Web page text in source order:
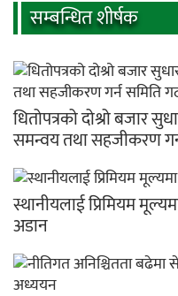
सम्बन्धित शीर्षक
धितोपत्रको दोश्रो बजार
समन्वय तथा सहजीकरण
स्थानीयलाई प्रिमियम
अडान